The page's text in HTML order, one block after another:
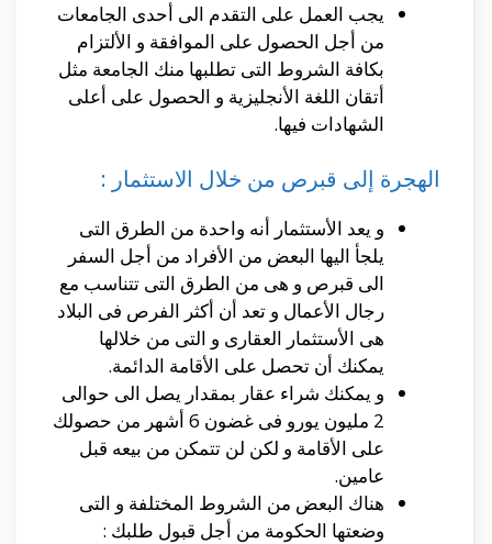
يجب العمل على التقدم الى أحدى الجامعات
من أجل الحصول على الموافقة و الألتزام
بكافة الشروط التى تطلبها منك الجامعة مثل
أتقان اللغة الأنجليزية و الحصول على أعلى
الشهادات فيها.
الهجرة إلى قبرص من خلال الاستثمار :
و يعد الأستثمار أنه واحدة من الطرق التى
يلجأ اليها البعض من الأفراد من أجل السفر
الى قبرص و هى من الطرق التى تتناسب مع
رجال الأعمال و تعد أن أكثر الفرص فى البلاد
هى الأستثمار العقارى و التى من خلالها
يمكنك أن تحصل على الأقامة الدائمة.
و يمكنك شراء عقار بمقدار يصل الى حوالى
2 مليون يورو فى غضون 6 أشهر من حصولك
على الأقامة و لكن لن تتمكن من بيعه قبل
عامين.
هناك البعض من الشروط المختلفة و التى
وضعتها الحكومة من أجل قبول طلبك :